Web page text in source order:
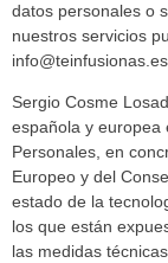
datos personales o
nuestros servicios
Sergio Cosme
española y europea
Personales, en
Europeo y del
estado de la
los que están
las medidas